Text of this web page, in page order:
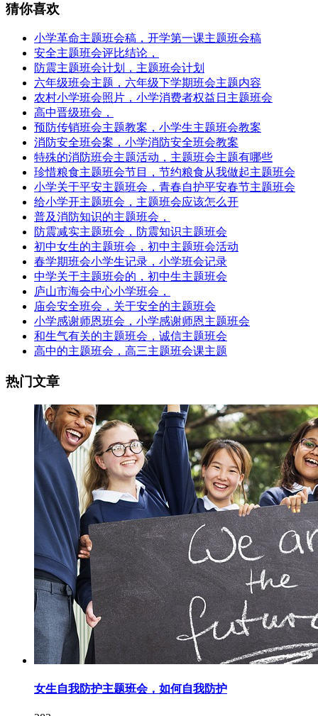
猜你喜欢
小学革命主题班会稿，开学第一课主题班会稿
安全主题班会评比结论，
防震主题班会计划，主题班会计划
六年级班会主题，六年级下学期班会主题内容
农村小学班会照片，小学消费者权益日主题班会
高中晋级班会，
预防传销班会主题教案，小学生主题班会教案
消防安全班会案，小学消防安全班会教案
特殊的消防班会主题活动，主题班会主题有哪些
珍惜粮食主题班会节目，节约粮食从我做起主题班会
小学关于平安主题班会，青春自护平安春节主题班会
给小学开主题班会，主题班会应该怎么开
普及消防知识的主题班会，
防震减实主题班会，防震知识主题班会
初中女生的主题班会，初中主题班会活动
春学期班会小学生记录，小学班会记录
中学关于主题班会的，初中生主题班会
庐山市海会中心小学班会，
庙会安全班会，关于安全的主题班会
小学感谢师恩班会，小学感谢师恩主题班会
和生气有关的主题班会，诚信主题班会
高中的主题班会，高三主题班会课主题
热门文章
女生自我防护主题班会，如何自我防护